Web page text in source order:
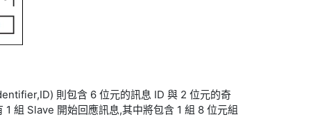
則包含 6 位元的訊息 ID 與 2 位元的奇
組 Slave 開始回應訊息,其中將包含 1 組 8 位元組